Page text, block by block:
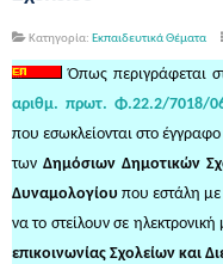
Κατηγορία: Εκπαιδευτικά Θέματα
Όπως περιγράφεται
αριθμ. πρωτ. Φ.22.2/7018/
που εσωκλείονται στο
των Δημόσιων Δημοτικών
Δυναμολογίου που εστάλη
να το στείλουν σε
επικοινωνίας Σχολείων και